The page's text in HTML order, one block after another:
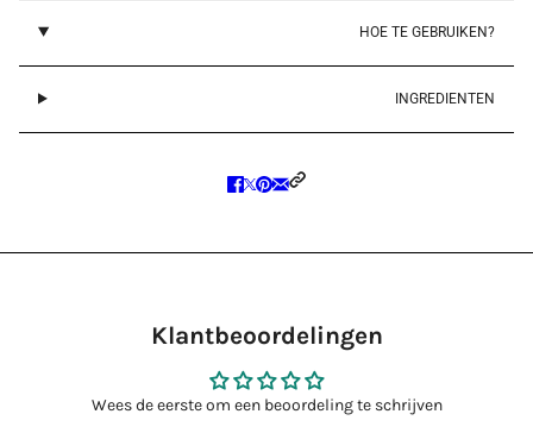
HOE TE GEBRUIKEN?
INGREDIENTEN
Klantbeoordelingen
Wees de eerste om een beoordeling te schrijven